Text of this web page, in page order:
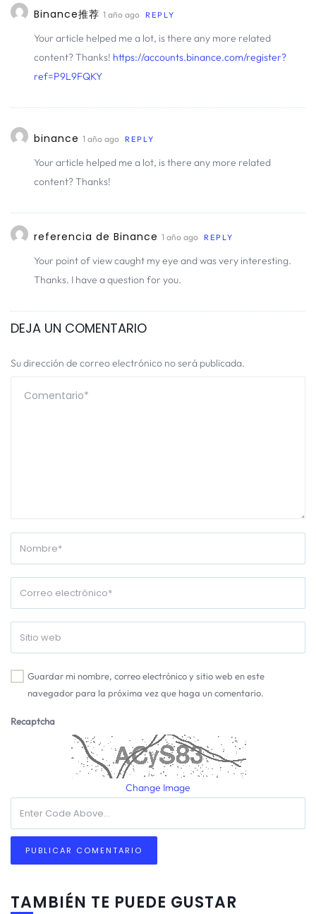
Binance推荐 1 año ago REPLY
Your article helped me a lot, is there any more related
content? Thanks! https://accounts.binance.com/register?
ref=P9L9FQKY
binance 1 año ago REPLY
Your article helped me a lot, is there any more related
content? Thanks!
referencia de Binance 1 año ago REPLY
Your point of view caught my eye and was very interesting.
Thanks. I have a question for you.
DEJA UN COMENTARIO
Su dirección de correo electrónico no será publicada.
Guardar mi nombre, correo electrónico y sitio web en este
navegador para la próxima vez que haga un comentario.
Recaptcha
Change Image
TAMBIÉN TE PUEDE GUSTAR